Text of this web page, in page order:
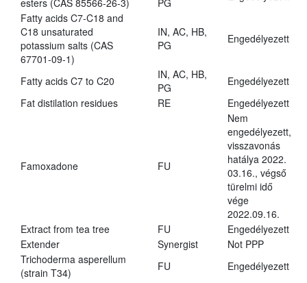
esters (CAS 85566-26-3)
PG
Fatty acids C7-C18 and
C18 unsaturated
potassium salts (CAS
67701-09-1)
IN, AC, HB,
PG
Engedélyezett
Fatty acids C7 to C20
IN, AC, HB,
PG
Engedélyezett
Fat distilation residues
RE Engedélyezett
Famoxadone FU
Nem
engedélyezett,
visszavonás
hatálya 2022.
03.16., végső
türelmi idő
vége
2022.09.16.
Extract from tea tree
FU
Engedélyezett
Extender
Synergist
Not PPP
Trichoderma asperellum
(strain T34)
FU
Engedélyezett